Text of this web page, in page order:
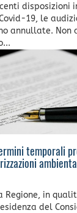
disposizioni
19, le
annullate. Non
temporali
Regione, in
del